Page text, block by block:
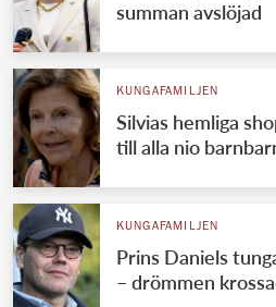
summan avslöjad
KUNGAFAMILJEN
Silvias hemliga
till alla nio
KUNGAFAMILJEN
Prins Daniels
– drömmen